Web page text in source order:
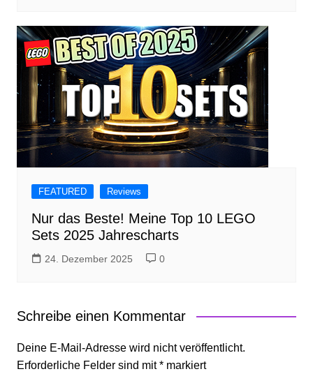
FEATURED Reviews
Nur das Beste! Meine Top 10 LEGO
Sets 2025 Jahrescharts
24. Dezember 2025 0
Schreibe einen Kommentar
Deine E-Mail-Adresse wird nicht veröffentlicht.
Erforderliche Felder sind mit*markiert